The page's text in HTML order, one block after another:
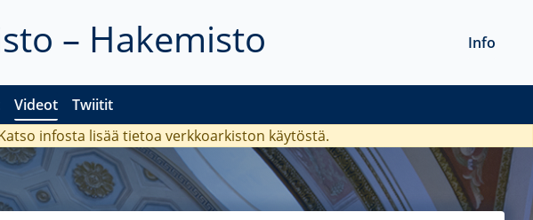
– Hakemisto
Videot Twiitit
Info
infosta lisää tietoa verkkoarkiston käytöstä.